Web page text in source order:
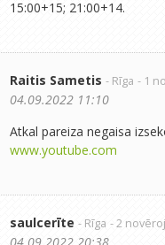
15:00+15; 21:00+14.
Raitis Sametis - Rīga - 1
04.09.2022 11:10
Atkal pareiza negaisa
www.youtube.com
saulcerīte - Rīga - 2